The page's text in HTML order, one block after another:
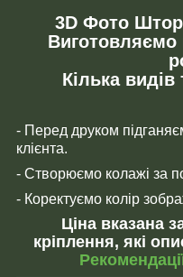
3D Фото
Виготовляємо
Кілька видів
- Перед друком
клієнта.
- Створюємо колажі за
- Коректуємо колір
Ціна вказана
кріплення, які